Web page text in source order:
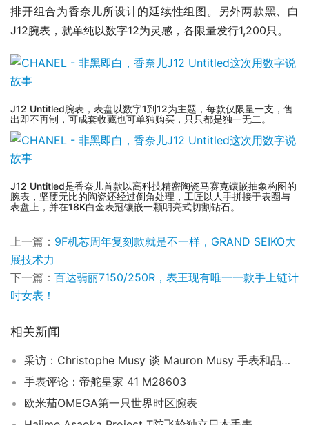
排开组合为香奈儿所设计的延续性组图。另外两款黑、白
J12腕表，就单纯以数字12为灵感，各限量发行1,200只。
J12 Untitled腕表，表盘以数字1到12为主题，每款仅限量一支，售
出即不再制，可成套收藏也可单独购买，只只都是独一无二。
J12 Untitled是香奈儿首款以高科技精密陶瓷马赛克镶嵌抽象构图的
腕表，坚硬无比的陶瓷还经过倒角处理，工匠以人手拼接于表圈与
表盘上，并在18K白金表冠镶嵌一颗明亮式切割钻石。
上一篇： 9F机芯周年复刻款就是不一样，GRAND SEIKO大
展技术力
下一篇： 百达翡丽7150/250R，表王现有唯一一款手上链计
时女表！
相关新闻
采访：Christophe Musy 谈 Mauron Musy 手表和品牌的未来发展
手表评论：帝舵皇家 41 M28603
欧米茄OMEGA第一只世界时区腕表